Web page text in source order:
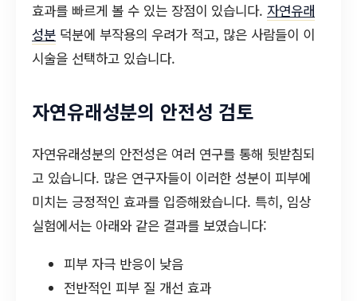
효과를 빠르게 볼 수 있는 장점이 있습니다. 자연유래
성분 덕분에 부작용의 우려가 적고, 많은 사람들이 이
시술을 선택하고 있습니다.
자연유래성분의 안전성 검토
자연유래성분의 안전성은 여러 연구를 통해 뒷받침되
고 있습니다. 많은 연구자들이 이러한 성분이 피부에
미치는 긍정적인 효과를 입증해왔습니다. 특히, 임상
실험에서는 아래와 같은 결과를 보였습니다:
피부 자극 반응이 낮음
전반적인 피부 질 개선 효과